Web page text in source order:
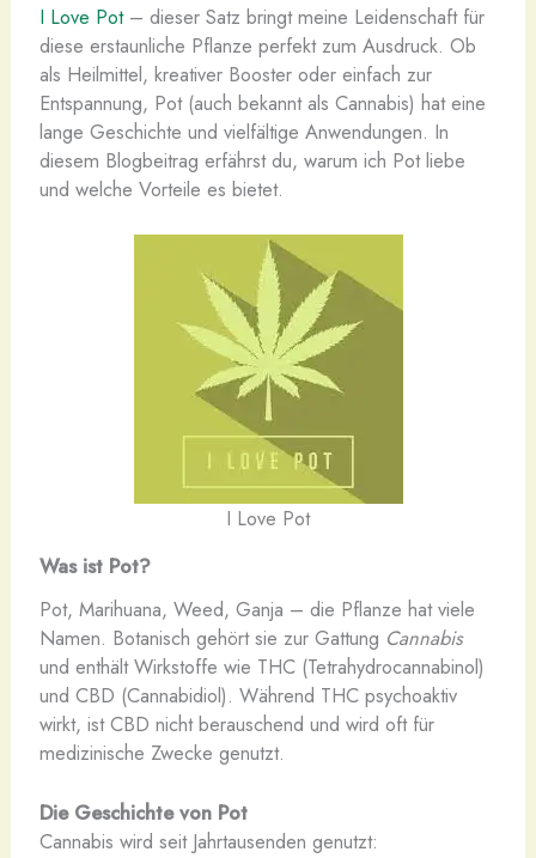
I Love Pot– dieser Satz bringt meine Leidenschaft für
diese erstaunliche Pflanze perfekt zum Ausdruck. Ob
als Heilmittel, kreativer Booster oder einfach zur
Entspannung, Pot (auch bekannt als Cannabis) hat eine
lange Geschichte und vielfältige Anwendungen. In
diesem Blogbeitrag erfährst du, warum ich Pot liebe
und welche Vorteile es bietet.
I Love Pot
Was ist Pot?
Pot, Marihuana, Weed, Ganja – die Pflanze hat viele
Namen. Botanisch gehört sie zur Gattung Cannabis
und enthält Wirkstoffe wie THC (Tetrahydrocannabinol)
und CBD (Cannabidiol). Während THC psychoaktiv
wirkt, ist CBD nicht berauschend und wird oft für
medizinische Zwecke genutzt.
Die Geschichte von Pot
Cannabis wird seit Jahrtausenden genutzt: